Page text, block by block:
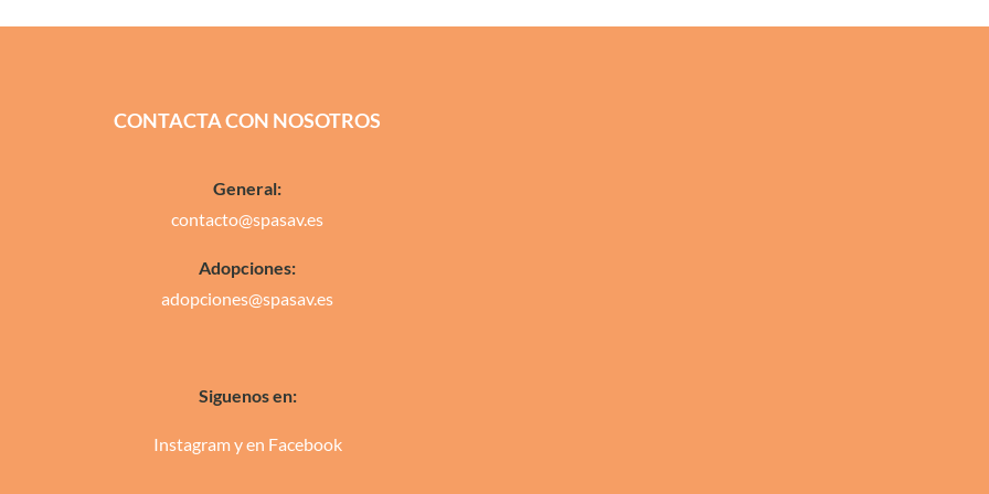
CONTACTA CON NOSOTROS
General:
contacto@spasav.es
Adopciones:
adopciones@spasav.es
Siguenos en:
Instagramy en Facebook